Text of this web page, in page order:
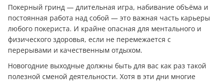
Покерный гринд — длительная игра, набивание объёма и
постоянная работа над собой — это важная часть карьеры
любого покериста. И крайне опасная для ментального и
физического здоровья, если не перемежается с
перерывами и качественным отдыхом.
Новогодние выходные должны быть для вас как раз такой
полезной сменой деятельности. Хотя в эти дни многие